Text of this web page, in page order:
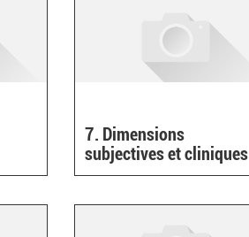
7. Dimensions
subjectives et cliniques